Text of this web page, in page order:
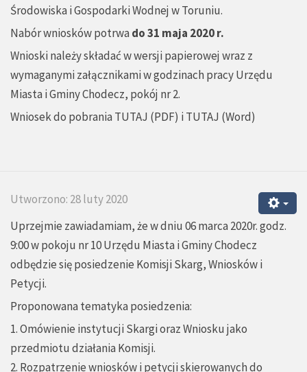
Środowiska i Gospodarki Wodnej w Toruniu.
Nabór wniosków potrwa do 31 maja 2020 r.
Wnioski należy składać w wersji papierowej wraz z
wymaganymi załącznikami w godzinach pracy Urzędu
Miasta i Gminy Chodecz, pokój nr 2.
Wniosek do pobrania TUTAJ (PDF) i TUTAJ (Word)
Utworzono: 28 luty 2020
Uprzejmie zawiadamiam, że w dniu 06 marca 2020r. godz.
9:00 w pokoju nr 10 Urzędu Miasta i Gminy Chodecz
odbędzie się posiedzenie Komisji Skarg, Wniosków i
Petycji.
Proponowana tematyka posiedzenia:
1. Omówienie instytucji Skargi oraz Wniosku jako
przedmiotu działania Komisji.
2. Rozpatrzenie wniosków i petycji skierowanych do